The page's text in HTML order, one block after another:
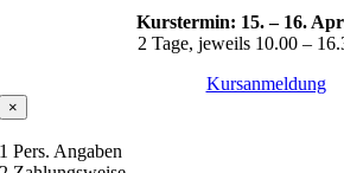
Kurstermin: 15. – 16.
2 Tage, jeweils 10.00 –
Kursanmeldung
×
1 Pers. Angaben